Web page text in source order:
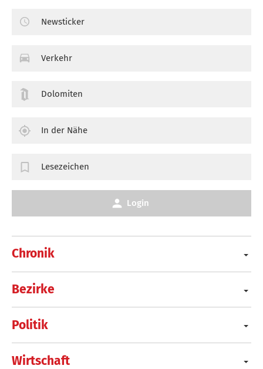
Chronik
Bezirke
Politik
Wirtschaft
Newsticker
Verkehr
Dolomiten
In der Nähe
Lesezeichen
Login